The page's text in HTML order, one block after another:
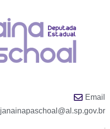
Email
janainapaschoal@al.sp.gov.br